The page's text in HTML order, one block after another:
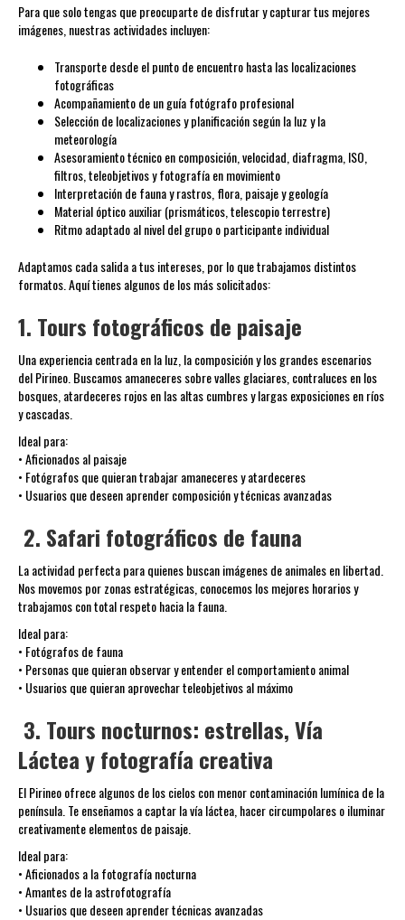
Para que solo tengas que preocuparte de disfrutar y capturar tus mejores
imágenes, nuestras actividades incluyen:
Transporte desde el punto de encuentro hasta las localizaciones
fotográficas
Acompañamiento de un guía fotógrafo profesional
Selección de localizaciones y planificación según la luz y la
meteorología
Asesoramiento técnico en composición, velocidad, diafragma, ISO,
filtros, teleobjetivos y fotografía en movimiento
Interpretación de fauna y rastros, flora, paisaje y geología
Material óptico auxiliar (prismáticos, telescopio terrestre)
Ritmo adaptado al nivel del grupo o participante individual
Adaptamos cada salida a tus intereses, por lo que trabajamos distintos
formatos. Aquí tienes algunos de los más solicitados:
1. Tours fotográficos de paisaje
Una experiencia centrada en la luz, la composición y los grandes escenarios
del Pirineo. Buscamos amaneceres sobre valles glaciares, contraluces en los
bosques, atardeceres rojos en las altas cumbres y largas exposiciones en ríos
y cascadas.
Ideal para:
• Aficionados al paisaje
• Fotógrafos que quieran trabajar amaneceres y atardeceres
• Usuarios que deseen aprender composición y técnicas avanzadas
2. Safari fotográficos de fauna
La actividad perfecta para quienes buscan imágenes de animales en libertad.
Nos movemos por zonas estratégicas, conocemos los mejores horarios y
trabajamos con total respeto hacia la fauna.
Ideal para:
• Fotógrafos de fauna
• Personas que quieran observar y entender el comportamiento animal
• Usuarios que quieran aprovechar teleobjetivos al máximo
3. Tours nocturnos: estrellas, Vía
Láctea y fotografía creativa
El Pirineo ofrece algunos de los cielos con menor contaminación lumínica de la
península. Te enseñamos a captar la vía láctea, hacer circumpolares o iluminar
creativamente elementos de paisaje.
Ideal para:
• Aficionados a la fotografía nocturna
• Amantes de la astrofotografía
• Usuarios que deseen aprender técnicas avanzadas